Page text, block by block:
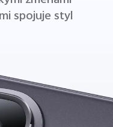
spojuje styl